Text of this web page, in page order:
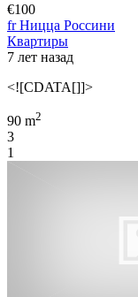
€100
fr Ницца Россини
Квартиры
7 лет назад
<![CDATA[]]>
90 m2
3
1